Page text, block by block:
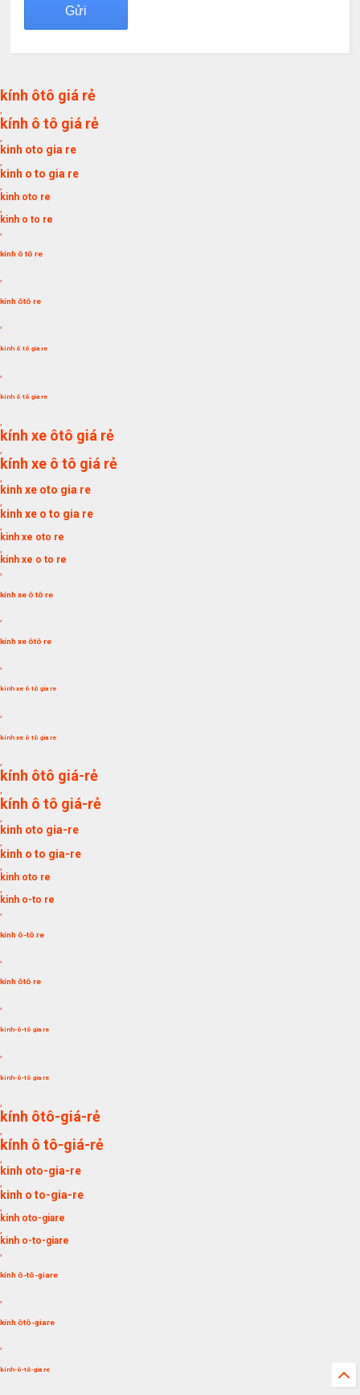
kính ôtô giá rẻ
kính ô tô giá rẻ
kinh oto gia re
kinh o to gia re
kinh oto re
kinh o to re
kính ô tô re
,
kính ôtô re
,
kính ô tô gia re
kính ô tô gia re
,
kính xe ôtô giá rẻ
,
kính xe ô tô giá rẻ
,
kinh xe oto gia re
,
kinh xe o to gia re
,
kinh xe oto re
,
kinh xe o to re
,
kính xe ô tô re
,
kính xe ôtô re
kính xe ô tô gia re
,
kính xe ô tô gia re
,
kính ôtô giá-rẻ
,
kính ô tô giá-rẻ
,
kinh oto gia-re
,
kinh o to gia-re
,
kinh oto re
,
kinh o-to re
,
kính ô-tô re
kính ôtô re
,
kính-ô-tô gia re
,
kính-ô-tô gia re
,
kính ôtô-giá-rẻ
,
kính ô tô-giá-rẻ
,
kinh oto-gia-re
,
kinh o to-gia-re
,
kinh oto-giare
,
kinh o-to-giare
,
kính ô-tô-giare
,
kính ôtô-giare
,
kính-ô-tô-gia re